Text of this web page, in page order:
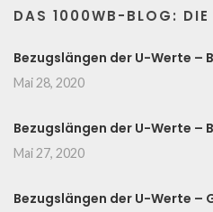
DAS 1000WB-BLOG: DIE
Bezugslängen der U-Werte –
Mai 28, 2020
Bezugslängen der U-Werte –
Mai 27, 2020
Bezugslängen der U-Werte –